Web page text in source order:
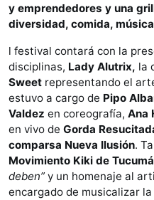
y emprendedores y una
diversidad, comida,
l festival contará con la
disciplinas, Lady Alutrix, la
Sweet representando el
estuvo a cargo de Pipo
Valdez en coreografía, Ana
en vivo de Gorda
comparsa Nueva Ilusión.
Movimiento Kiki de
deben” y un homenaje al
encargado de musicalizar